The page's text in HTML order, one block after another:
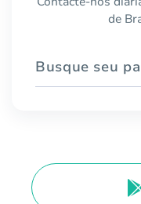
de
Busque seu